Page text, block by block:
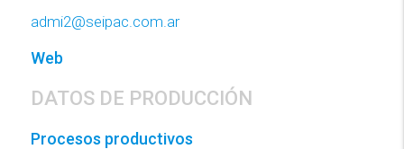
admi2@seipac.com.ar
Web
DATOS DE PRODUCCIÓN
Procesos productivos